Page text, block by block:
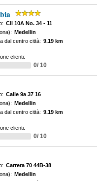
Cll 10A No. 34 - 11
Medellin
dal centro città: 9.19 km
clienti:
0/ 10
Calle 9a 37 16
Medellin
dal centro città: 9.19 km
clienti:
0/ 10
Carrera 70 44B-38
Medellin